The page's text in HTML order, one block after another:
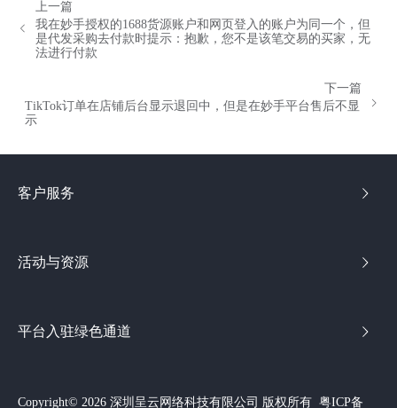
上一篇
我在妙手授权的1688货源账户和网页登入的账户为同一个，但
是代发采购去付款时提示：抱歉，您不是该笔交易的买家，无
法进行付款
下一篇
TikTok订单在店铺后台显示退回中，但是在妙手平台售后不显
示
客户服务
活动与资源
平台入驻绿色通道
Copyright© 2026 深圳呈云网络科技有限公司 版权所有 粤ICP备